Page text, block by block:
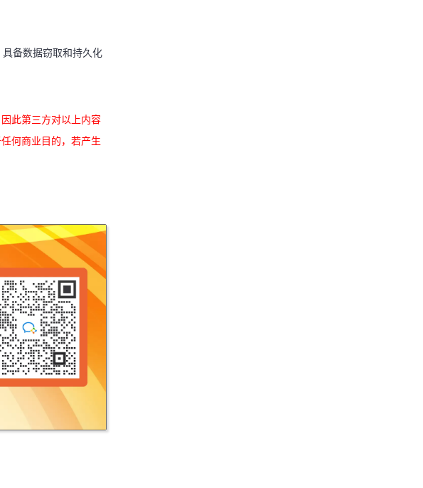
备数据窃取和持久化
此第三方对以上内容
何商业目的，若产生